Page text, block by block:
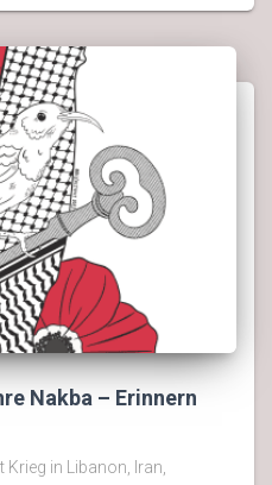
Nakba – Erinnern
Krieg in Libanon, Iran,